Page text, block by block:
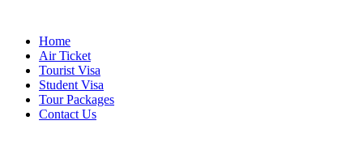
contentHome
Air Ticket
Tourist Visa
Student Visa
Tour Packages
Contact Us